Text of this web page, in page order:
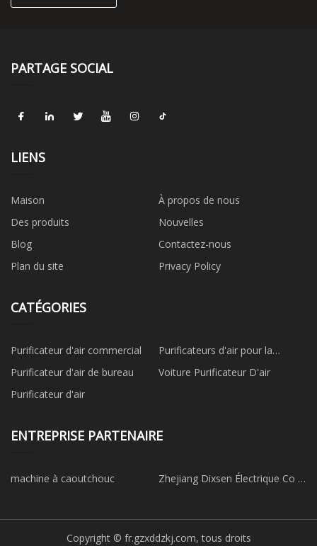
PARTAGE SOCIAL
LIENS
Maison
À propos de nous
Des produits
Nouvelles
Blog
Contactez-nous
Plan du site
Privacy Policy
CATÉGORIES
Purificateur d'air commercial
Purificateurs d'air pour la
maison
Purificateur d'air de bureau
Voiture Purificateur D'air
Purificateur d'air
ENTREPRISE PARTENAIRE
machine à caoutchouc
Zhejiang Dixsen Électrique Co .,
Copyright © fr.gzxddzkj.com, tous droits